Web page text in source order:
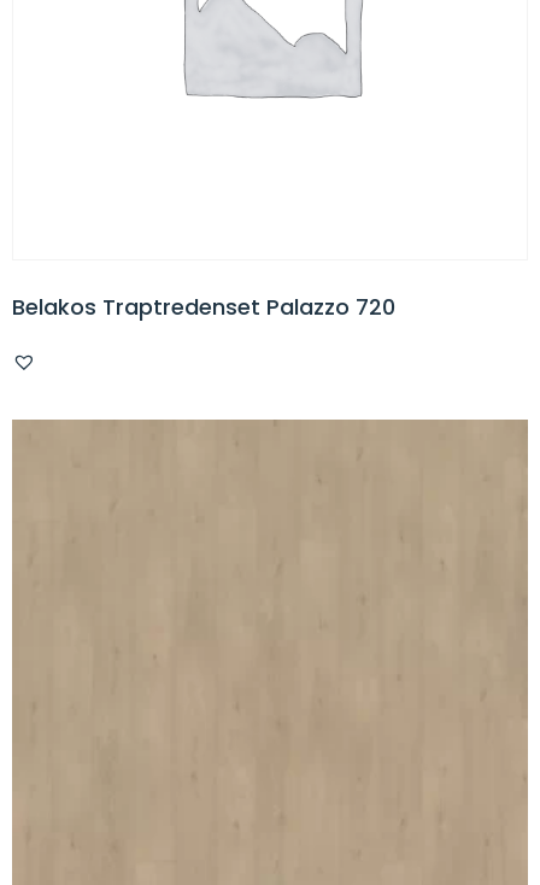
Belakos Traptredenset Palazzo 720